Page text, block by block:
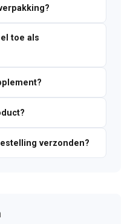
toe als
verzonden?